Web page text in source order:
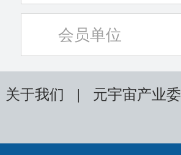
会员单位
关于我们 | 元宇宙产业委